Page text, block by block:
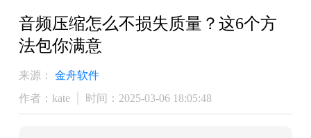
音频压缩怎么不损失质量？这6个方
法包你满意
来源：
金舟软件
作者：kate
时间：2025-03-06 18:05:48